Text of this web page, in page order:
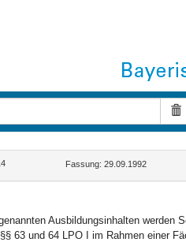
Fassung: 29.09.1992
Ausbildungsinhalten werden
63 und 64 LPO I im Rahmen einer